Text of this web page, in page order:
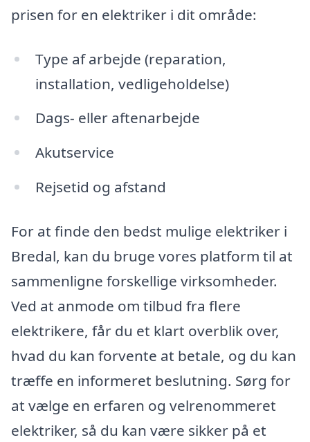
prisen for en elektriker i dit område:
Type af arbejde (reparation,
installation, vedligeholdelse)
Dags- eller aftenarbejde
Akutservice
Rejsetid og afstand
For at finde den bedst mulige elektriker i
Bredal, kan du bruge vores platform til at
sammenligne forskellige virksomheder.
Ved at anmode om tilbud fra flere
elektrikere, får du et klart overblik over,
hvad du kan forvente at betale, og du kan
træffe en informeret beslutning. Sørg for
at vælge en erfaren og velrenommeret
elektriker, så du kan være sikker på et